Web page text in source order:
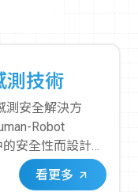
測技術
測安全解決方
Robot
安全性而設計。
在機器手臂或機
即時、精確的接
看更多